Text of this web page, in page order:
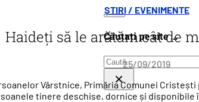
Căutați pe site ...
Caută
×
ȘTIRI / EVENIMENTE
Haideți să le arătăm cât de
25/09/2019
Vârstnice, Primăria Comunei
tinere deschise, dornice și disponibile